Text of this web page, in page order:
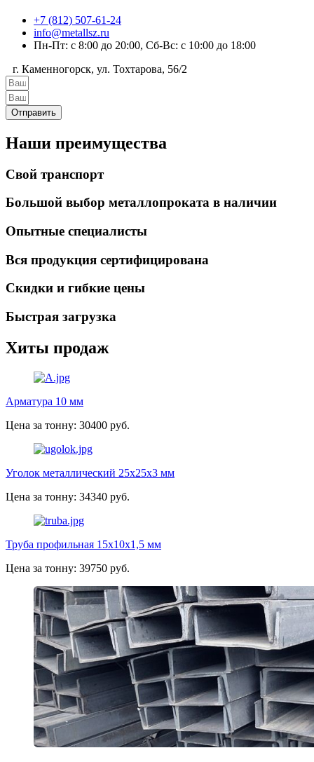
+7 (812) 507-61-24
info@metallsz.ru
Пн-Пт: с 8:00 до 20:00, Сб-Вс: с 10:00 до 18:00
г. Каменногорск, ул. Тохтарова, 56/2
Отправить
Наши преимущества
Свой транспорт
Большой выбор металлопроката в наличии
Опытные специалисты
Вся продукция сертифицирована
Скидки и гибкие цены
Быстрая загрузка
Хиты продаж
Арматура 10 мм
Цена за тонну: 30400 руб.
Уголок металлический 25х25х3 мм
Цена за тонну: 34340 руб.
Труба профильная 15х10х1,5 мм
Цена за тонну: 39750 руб.